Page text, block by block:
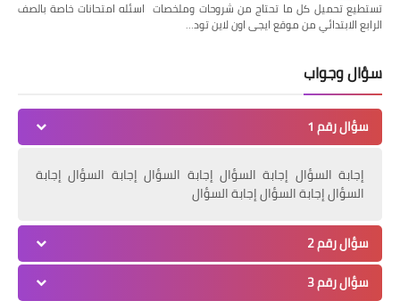
تستطيع تحميل كل ما تحتاج من شروحات وملخصات اسئله امتحانات خاصة بالصف
الرابع الابتدائي من موقع ايجى اون لاين تود…
سؤال وجواب
سؤال رقم 1
إجابة السؤال إجابة السؤال إجابة السؤال إجابة السؤال إجابة
السؤال إجابة السؤال إجابة السؤال
سؤال رقم 2
سؤال رقم 3